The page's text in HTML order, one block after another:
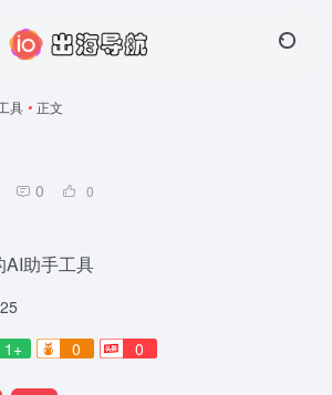
具 • 正文
0 0
AI助手工具
1+ 0 0